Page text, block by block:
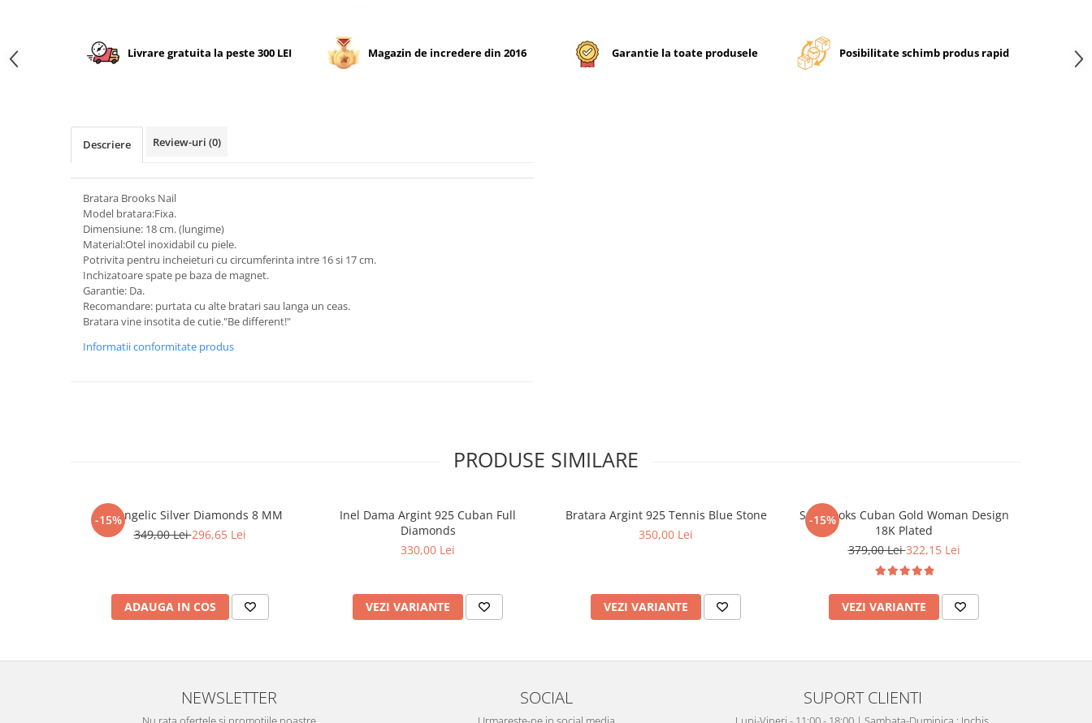
Livrare gratuita la peste 300 LEI Magazin de incredere din 2016 Garantie la toate produsele Posibilitate schimb produs rapid
Descriere Review-uri (0)
Bratara Brooks Nail
Model bratara:Fixa.
Dimensiune: 18 cm. (lungime)
Material:Otel inoxidabil cu piele.
Potrivita pentru incheieturi cu circumferinta intre 16 si 17 cm.
Inchizatoare spate pe baza de magnet.
Garantie: Da.
Recomandare: purtata cu alte bratari sau langa un ceas.
Bratara vine insotita de cutie."Be different!"
Informatii conformitate produs
PRODUSE SIMILARE
-15%
Set Angelic Silver Diamonds 8 MM
349,00 Lei296,65 Lei
ADAUGA IN COS
Inel Dama Argint 925 Cuban Full
Diamonds
330,00 Lei
VEZI VARIANTE
Bratara Argint 925 Tennis Blue Stone
350,00 Lei
VEZI VARIANTE
-15%
Set Brooks Cuban Gold Woman Design
18K Plated
379,00 Lei322,15 Lei
VEZI VARIANTE
NEWSLETTER SOCIAL SUPORT CLIENTI